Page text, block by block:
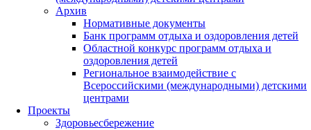
Архив
Нормативные документы
Банк программ отдыха и оздоровления детей
Областной конкурс программ отдыха и
оздоровления детей
Региональное взаимодействие с
Всероссийскими (международными) детскими
центрами
Проекты
Здоровьесбережение